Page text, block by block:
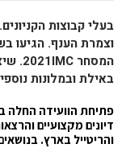
בעלי קבוצות
וצמרת הענף. הגיעו
באילת ובמלונות
פתיחת הוועידה החלה
והריטייל בארץ.